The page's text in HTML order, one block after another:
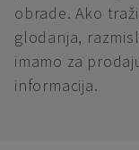
obrade. Ako
glodanja,
imamo za
informacija.